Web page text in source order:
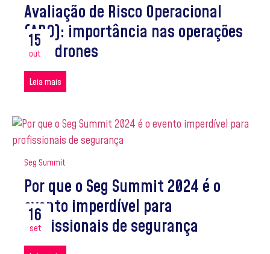
Avaliação de Risco Operacional
(ARO): importância nas operações
com drones
Leia mais
15
out
Seg Summit
Por que o Seg Summit 2024 é o
evento imperdível para
profissionais de segurança
16
set